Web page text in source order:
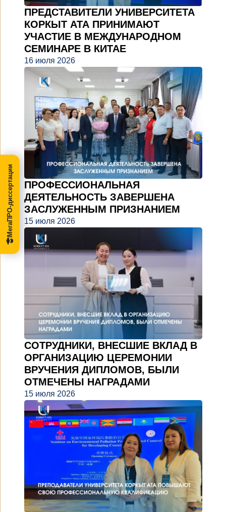
ПРЕДСТАВИТЕЛИ УНИВЕРСИТЕТА
КОРКЫТ АТА ПРИНИМАЮТ
УЧАСТИЕ В МЕЖДУНАРОДНОМ
СЕМИНАРЕ В КИТАЕ
16 июля 2026
ПРОФЕССИОНАЛЬНАЯ
ДЕЯТЕЛЬНОСТЬ ЗАВЕРШЕНА
ЗАСЛУЖЕННЫМ ПРИЗНАНИЕМ
15 июля 2026
СОТРУДНИКИ, ВНЕСШИЕ ВКЛАД В
ОРГАНИЗАЦИЮ ЦЕРЕМОНИИ
ВРУЧЕНИЯ ДИПЛОМОВ, БЫЛИ
ОТМЕЧЕНЫ НАГРАДАМИ
15 июля 2026
МегаПРО-диссертации